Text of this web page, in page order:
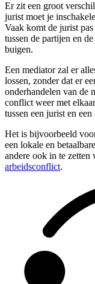
Er zit een groot
jurist moet je
Vaak komt de jurist
tussen de partijen en
buigen.
Een mediator zal er
lossen, zonder dat er
onderhandelen van de
conflict weer met
tussen een jurist en een
Het is bijvoorbeeld
een lokale en
andere ook in te zetten
arbeidsconflict.